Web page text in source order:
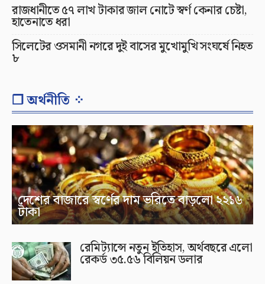
রাজধানীতে ৫৭ লাখ টাকার জাল নোটে স্বর্ণ কেনার চেষ্টা,
হাতেনাতে ধরা
সিলেটের ওসমানী নগরে দুই বাসের মুখোমুখি সংঘর্ষে নিহত
৮
❐ অর্থনীতি ⁘
দেশের বাজারে স্বর্ণের দাম ভরিতে বাড়লো ২২১৬
টাকা
রেমিট্যান্সে নতুন ইতিহাস, অর্থবছরে এলো
রেকর্ড ৩৫.৫৬ বিলিয়ন ডলার